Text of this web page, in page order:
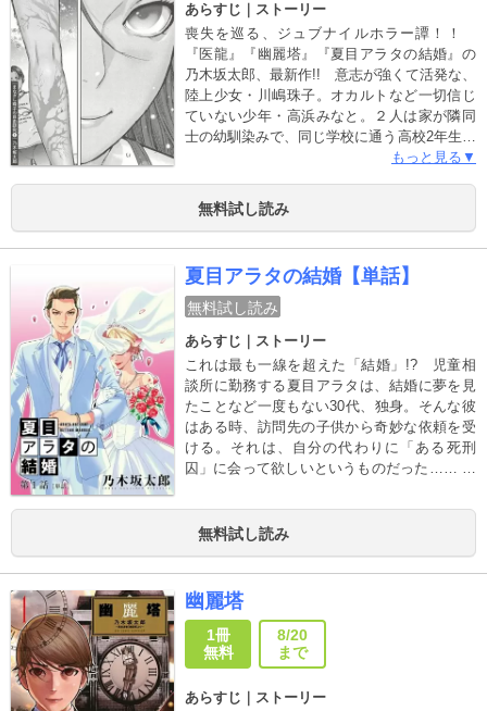
あらすじ｜ストーリー
喪失を巡る、ジュブナイルホラー譚！！
『医龍』『幽麗塔』『夏目アラタの結婚』の
乃木坂太郎、最新作!! 意志が強くて活発な、
陸上少女・川嶋珠子。オカルトなど一切信じ
ていない少年・高浜みなと。２人は家が隣同
士の幼馴染みで、同じ学校に通う高校2年生。
インターハイや受験に追われる忙しない日常
思いも寄らぬ方向に動き出す―――― 毎年
課される夏休みの自由研究に、２人が選んだ
夏が今、始まる。
もっと見る▼
無料試し読み
夏目アラタの結婚【単話】
無料試し読み
あらすじ｜ストーリー
これは最も一線を超えた「結婚」!? 児童相
談所に勤務する夏目アラタは、結婚に夢を見
たことなど一度もない30代、独身。そんな彼
はある時、訪問先の子供から奇妙な依頼を受
ける。それは、自分の代わりに「ある死刑
囚」に会って欲しいというものだった……
木坂太郎”、刺激的新境地！
無料試し読み
幽麗塔
1冊
無料
8/20
まで
あらすじ｜ストーリー